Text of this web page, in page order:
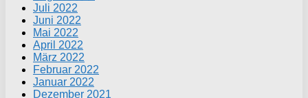
Juli 2022
Juni 2022
Mai 2022
April 2022
März 2022
Februar 2022
Januar 2022
Dezember 2021